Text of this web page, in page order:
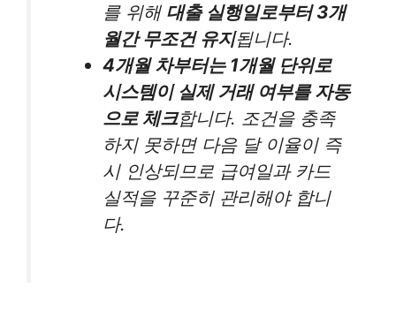
를 위해 대출 실행일로부터 3개
월간 무조건 유지됩니다.
4개월 차부터는 1개월 단위로
시스템이 실제 거래 여부를 자동
으로 체크합니다. 조건을 충족
하지 못하면 다음 달 이율이 즉
시 인상되므로 급여일과 카드
실적을 꾸준히 관리해야 합니
다.